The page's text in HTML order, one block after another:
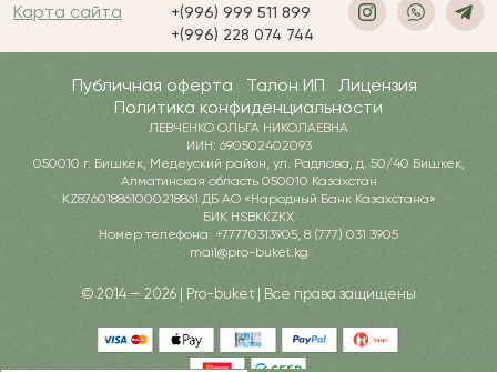
Карта сайта
+(996) 999 511 899
+(996) 228 074 744
Публичная оферта Талон ИП
Лицензия
Политика конфиденциальности
ЛЕВЧЕНКО ОЛЬГА НИКОЛАЕВНА
ИИН: 690502402093
050010 г. Бишкек, Медеуский район, ул. Радлова, д. 50/40 Бишкек,
Алматинская область 050010 Казахстан
KZ876018861000218861 ДБ АО «Народный Банк Казахстана»
БИК HSBKKZKX
Номер телефона: +77770313905, 8 (777) 031 3905
mail@pro-buket.kg
© 2014 — 2026 | Pro-buket | Все права защищены